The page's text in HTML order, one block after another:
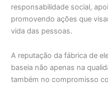
responsabilidade social,
promovendo ações que
vida das pessoas.
A reputação da fábrica de
baseia não apenas na
também no compromisso